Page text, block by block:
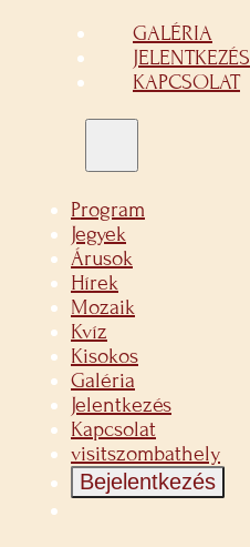
GALÉRIA
JELENTKEZÉS
KAPCSOLAT
Program
Jegyek
Árusok
Hírek
Mozaik
Kvíz
Kisokos
Galéria
Jelentkezés
Kapcsolat
visitszombathely
Bejelentkezés